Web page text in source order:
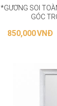
*GƯƠNG SOI
GÓC
850,000VNĐ